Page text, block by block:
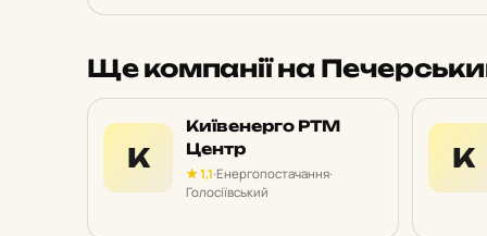
Ще компанії на
К
Київенерго РТМ
Центр
★ 1,1·Енергопостачання·
Голосіївський
К